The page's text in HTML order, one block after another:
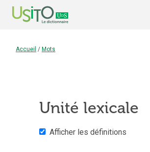
Accueil / Mots
Unité lexicale
Afficher les définitions